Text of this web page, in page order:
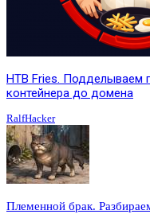
HTB Fries. Подделываем
контейнера до домена
RalfHacker
Племенной брак.